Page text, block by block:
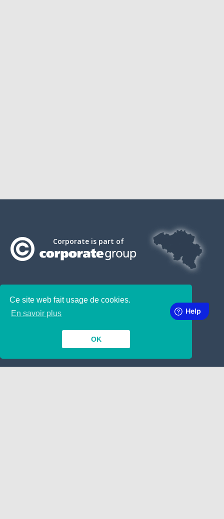
Ce site web fait usage de cookies.
En savoir plus
OK
Corporate is part of
SUBSCRIBE TO OUR NEWSLETTER